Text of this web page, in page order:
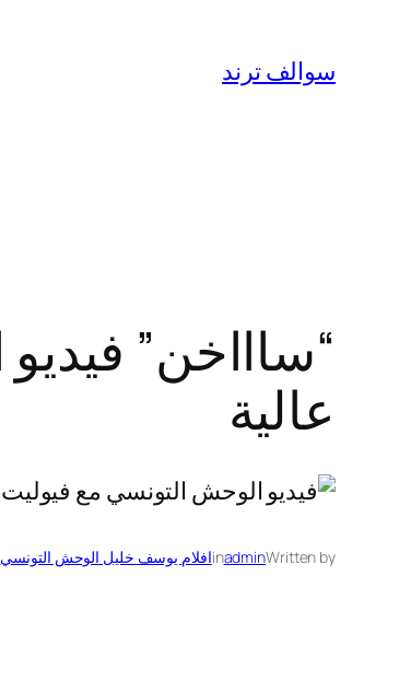
المحتوى
سوالف ترند
عالية
Written by
admin
inافلام يوسف خليل الوحش التونسي